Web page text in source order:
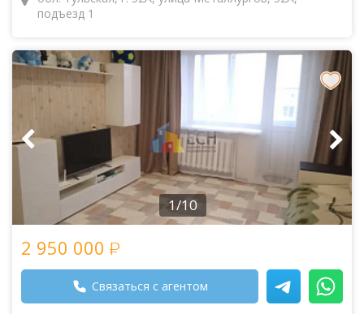
подъезд 1
1/10
2 950 000
Связаться с агентом